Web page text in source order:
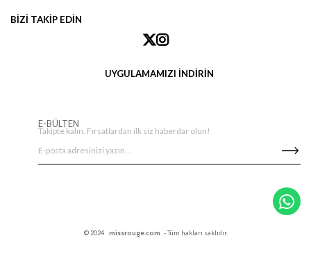
BİZİ TAKİP EDİN
UYGULAMAMIZI İNDİRİN
E-BÜLTEN
Takipte kalın. Fırsatlardan ilk siz haberdar olun!
© 2024 missrouge.com - Tüm hakları saklıdır.